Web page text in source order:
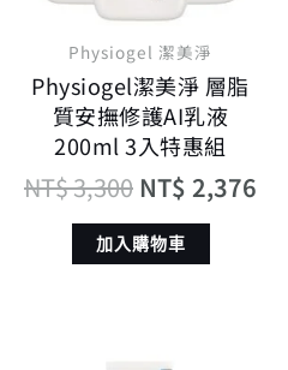
Physiogel 潔美淨
Physiogel潔美淨 層脂
質安撫修護AI乳液
200ml 3入特惠組
NT$3,300 NT$ 2,376
加入購物車